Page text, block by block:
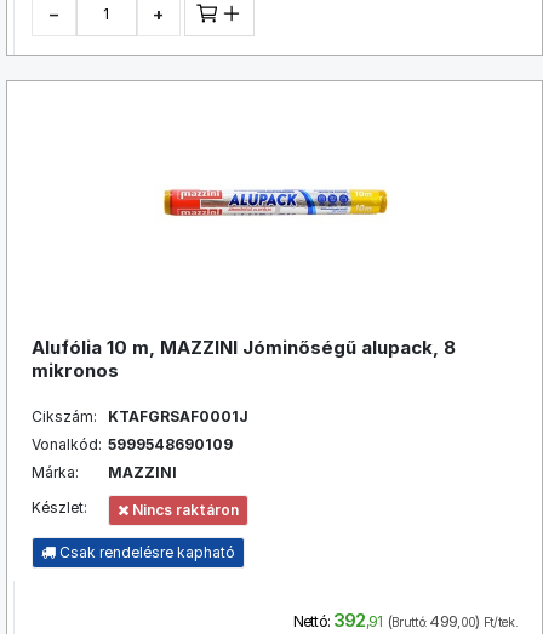
− +
Alufólia 10 m, MAZZINI Jóminőségű alupack, 8
mikronos
Cikszám:
KTAFGRSAF0001J
Vonalkód: 5999548690109
Márka:
MAZZINI
Készlet:
Nincs raktáron
Csak rendelésre kapható
Nettó: 392,91 (Bruttó: 499,00) Ft/tek.